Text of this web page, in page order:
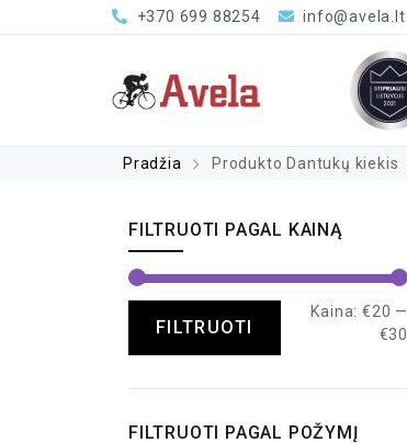
+370 699 88254 info@avela.lt
Pradžia Produkto Dantukų kiekis
FILTRUOTI PAGAL KAINĄ
FILTRUOTI
Kaina: €20 —
€30
FILTRUOTI PAGAL POŽYMĮ